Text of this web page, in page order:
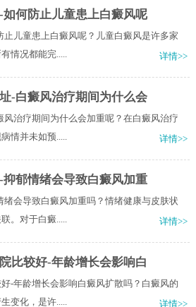
何防止儿童患上白癜风呢
止儿童患上白癜风呢？儿童白癜风是许多家
情况都能完.....
详情>>
-白癜风治疗期间为什么会
治疗期间为什么会加重呢？在白癜风治疗
情并未如预.....
详情>>
郁情绪会导致白癜风加重
绪会导致白癜风加重吗？情绪健康与皮肤状
。对于白癜.....
详情>>
比较好-年龄增长会影响白
-年龄增长会影响白癜风扩散吗？白癜风的
变化，是许.....
详情>>